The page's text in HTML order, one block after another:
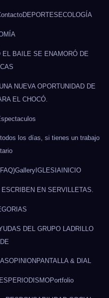
DEPORTES ECOLOGÍA
EL BAILE SE ENAMORÓ DE
NUEVA OPORTUNIDAD DE
EL CHOCÓ.
los días, si tienes un trabajo
GalleryIGLESIAINICIO
EN SERVILLETAS.
DEL GRUPO LADRILLO
OPINION PANTALLA & DIAL
PERIODISMOPortfolio